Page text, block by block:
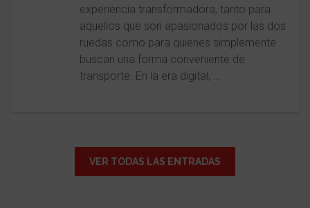
experiencia transformadora, tanto para
aquellos que son apasionados por las dos
ruedas como para quienes simplemente
buscan una forma conveniente de
transporte. En la era digital, …
VER TODAS LAS ENTRADAS